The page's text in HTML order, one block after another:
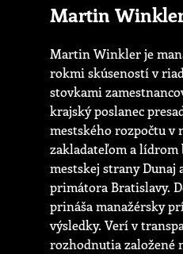
Martin
Martin Winkler je
rokmi skúseností v
stovkami
krajský poslanec
mestského rozpočtu v
zakladateľom a lídrom
mestskej strany Dunaj
primátora Bratislavy.
prináša manažérsky
výsledky. Verí v
rozhodnutia založené